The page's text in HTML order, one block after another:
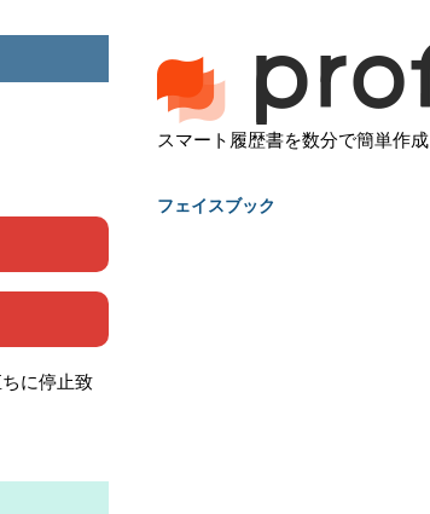
に停止致
スマート履歴書を数分で簡単作成
フェイスブック